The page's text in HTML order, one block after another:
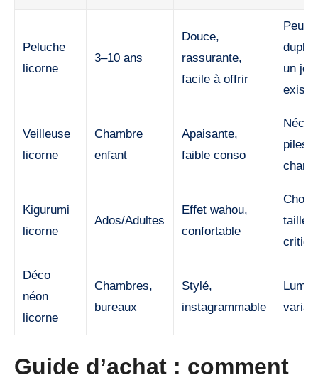
Peluche
licorne
3–10 ans
Douce,
rassurante,
facile à offrir
Peut
un
Veilleuse
licorne
Chambre
enfant
Apaisante,
faible conso
piles
Kigurumi
licorne
Ados/Adultes
Effet wahou,
confortable
Choix
tailles
Déco
néon
licorne
Chambres,
bureaux
Stylé,
instagrammable
Guide d’achat : comment